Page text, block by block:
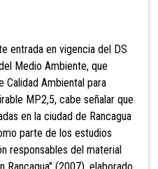
entrada en vigencia del DS
Medio Ambiente, que
Calidad Ambiental para
MP2,5, cabe señalar que
en la ciudad de Rancagua
parte de los estudios
responsables del material